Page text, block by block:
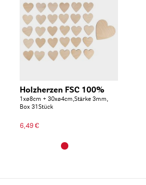
Holzherzen FSC 100%
1xø8cm + 30xø4cm,Stärke 3mm,
Box 31Stück
6,49 €